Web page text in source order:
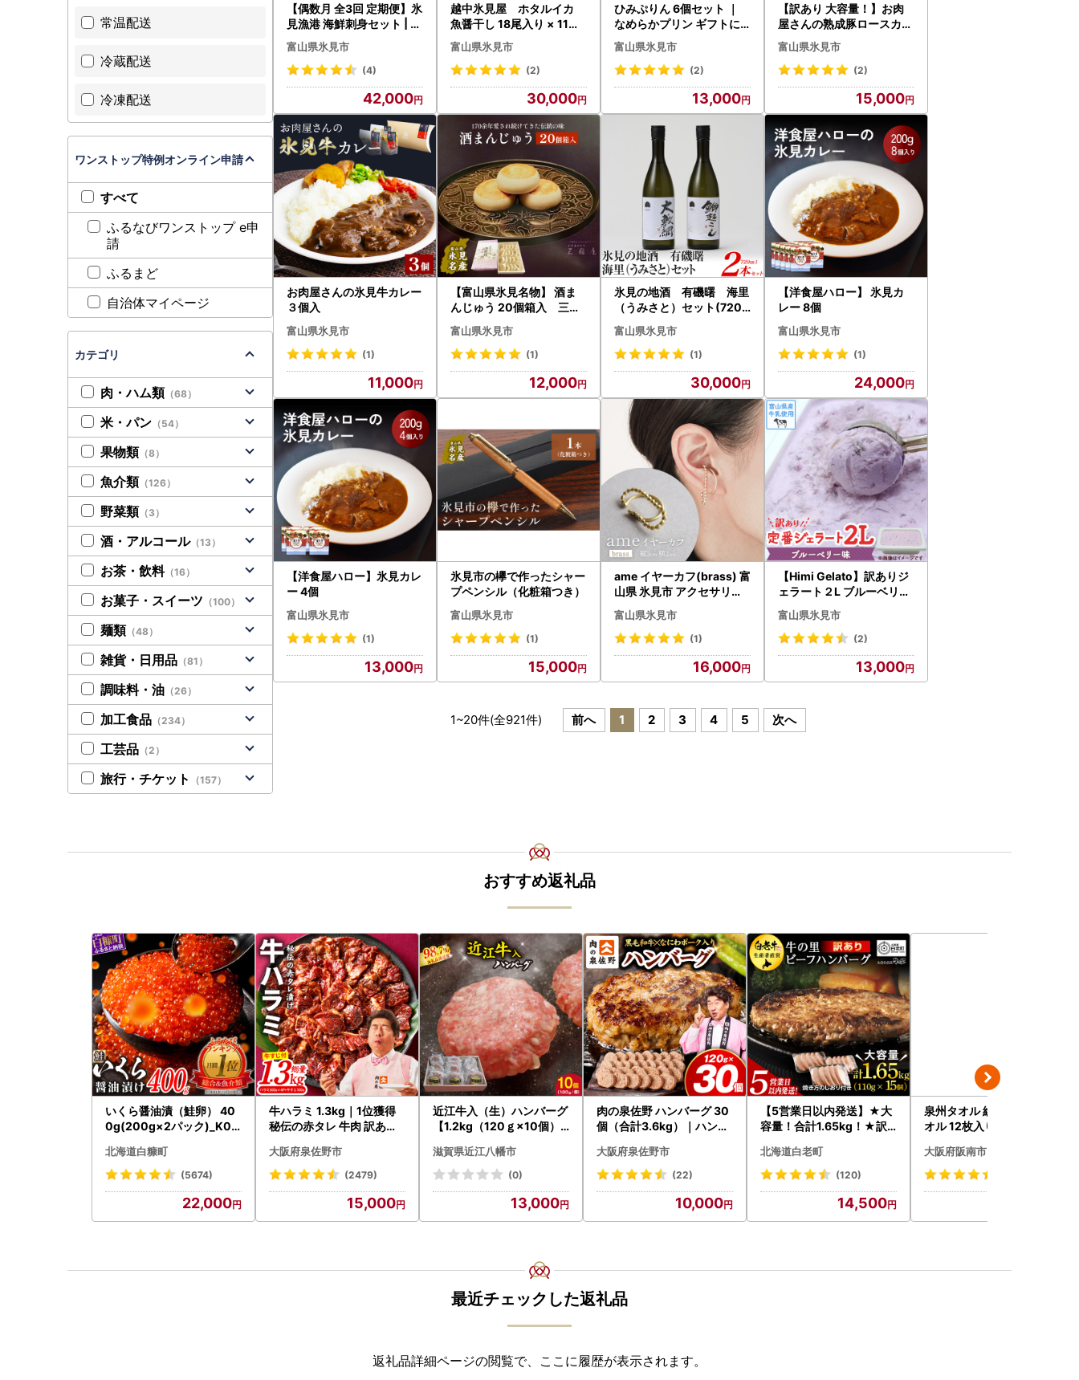
【偶数月 全3回 定期便】氷
見漁港 海鮮刺身セット | 詰
め合わせ 冷凍 刺身
富山県氷見市
(4)
42,000
越中氷見屋 ホタルイカ
魚醤干し 18尾入り × 11袋
〈冷凍〉 ホタルイカ
富山県氷見市
(2)
30,000
ひみぷりん 6個セット ｜
なめらかプリン ギフトに
最適！
富山県氷見市
(2)
13,000
【訳あり 大容量！】お肉
屋さんの熟成豚ロースカツ
1kg+ジャンボチキンカツ1.
8kgセット 〈冷凍〉
富山県氷見市
(2)
15,000
お肉屋さんの氷見牛カレー
３個入
富山県氷見市
(1)
11,000
【富山県氷見名物】 酒ま
んじゅう 20個箱入 三國
屋製（創業江戸嘉永年間）
富山県氷見市
(1)
12,000
氷見の地酒 有磯曙 海里
（うみさと）セット(720
ml×2本）
富山県氷見市
(1)
30,000
【洋食屋ハロー】 氷見カ
レー 8個
富山県氷見市
(1)
24,000
【洋食屋ハロー】氷見カレ
ー 4個
富山県氷見市
(1)
13,000
氷見市の欅で作ったシャー
プペンシル（化粧箱つき）
富山県氷見市
(1)
15,000
ame イヤーカフ(brass) 富
山県 氷見市 アクセサリー
ハンドメイド 小物
富山県氷見市
(1)
16,000
【Himi Gelato】訳ありジ
ェラート２L ブルーベリー
ジェラート
富山県氷見市
(2)
13,000
1~20件(全921件) 前へ 1 2 3 4 5 次へ
常温配送
冷蔵配送
冷凍配送
ワンストップ特例オンライン申請
すべて
ふるなびワンストップ e申
請
ふるまど
自治体マイページ
カテゴリ
肉・ハム類 （68）
米・パン （54）
果物類 （8）
魚介類 （126）
野菜類 （3）
酒・アルコール（13）
お茶・飲料（16）
お菓子・スイーツ （100）
麺類 （48）
雑貨・日用品 （81）
調味料・油 （26）
加工食品 （234）
工芸品 （2）
旅行・チケット （157）
おすすめ返礼品
いくら醤油漬（鮭卵） 40
0g(200g×2パック)_K02
北海道白糠町
(5674)
22,000
牛ハラミ 1.3kg｜1位獲得
秘伝の赤タレ 牛肉 訳あり
大阪府泉佐野市
(2479)
15,000
近江牛入（生）ハンバーグ
【1.2kg（120ｇ×10個）
滋賀県近江八幡市
(0)
13,000
肉の泉佐野 ハンバーグ 30
個（合計3.6kg）｜ハンバ
わポーク
大阪府泉佐野市
(22)
10,000
【5営業日以内発送】★大
容量！合計1.65kg！★訳
ーグ(110ｇ5枚入）×3 AG
058
北海道白老町
(120)
14,500
泉州タオル 総パイル 白タ
オル 12枚入り 210匁
大阪府阪南市
最近チェックした返礼品
返礼品詳細ページの閲覧で、ここに履歴が表示されます。